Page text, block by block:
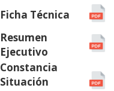
Ficha Técnica
Resumen
Ejecutivo
Constancia
Situación